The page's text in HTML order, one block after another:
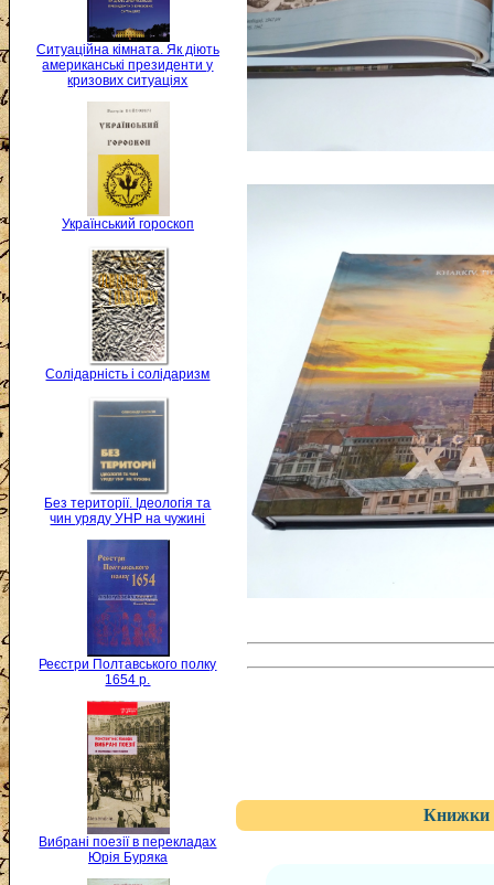
Ситуаційна кімната. Як діють
американські президенти у
кризових ситуаціях
Український гороскоп
Солідарність і солідаризм
Без території. Ідеологія та
чин уряду УНР на чужині
Реєстри Полтавського полку
1654 р.
Вибрані поезії в перекладах
Юрія Буряка
Книжки